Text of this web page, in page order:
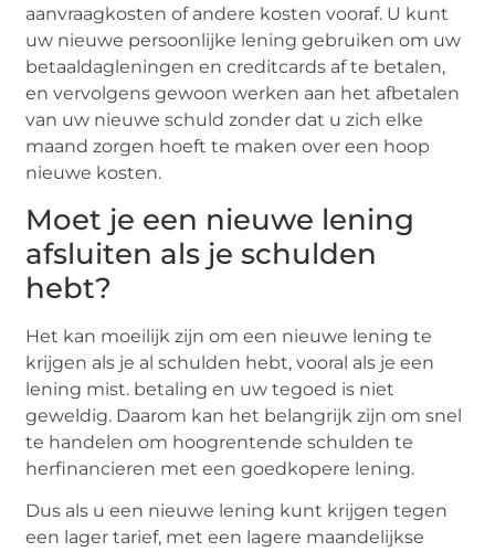
aanvraagkosten of andere kosten vooraf. U kunt
uw nieuwe persoonlijke lening gebruiken om uw
betaaldagleningen en creditcards af te betalen,
en vervolgens gewoon werken aan het afbetalen
van uw nieuwe schuld zonder dat u zich elke
maand zorgen hoeft te maken over een hoop
nieuwe kosten.
Moet je een nieuwe lening
afsluiten als je schulden
hebt?
Het kan moeilijk zijn om een nieuwe lening te
krijgen als je al schulden hebt, vooral als je een
lening mist. betaling en uw tegoed is niet
geweldig. Daarom kan het belangrijk zijn om snel
te handelen om hoogrentende schulden te
herfinancieren met een goedkopere lening.
Dus als u een nieuwe lening kunt krijgen tegen
een lager tarief, met een lagere maandelijkse